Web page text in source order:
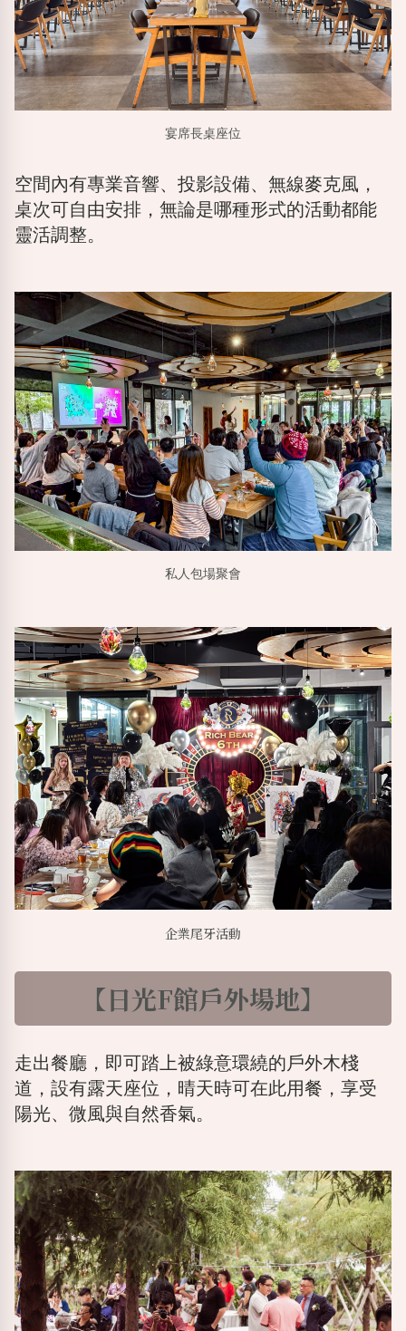
宴席長桌座位
空間內有專業音響、投影設備、無線麥克風，
桌次可自由安排，無論是哪種形式的活動都能
靈活調整。
私人包場聚會
企業尾牙活動
【日光F館戶外場地】
走出餐廳，即可踏上被綠意環繞的戶外木棧
道，設有露天座位，晴天時可在此用餐，享受
陽光、微風與自然香氣。